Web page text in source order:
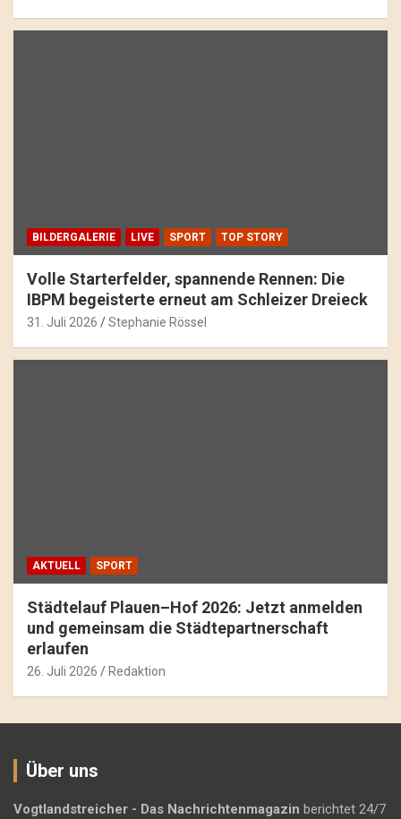
BILDERGALERIE LIVE SPORT TOP STORY
Volle Starterfelder, spannende Rennen: Die
IBPM begeisterte erneut am Schleizer Dreieck
31. Juli 2026 Stephanie Rössel
AKTUELL SPORT
Städtelauf Plauen–Hof 2026: Jetzt anmelden
und gemeinsam die Städtepartnerschaft
erlaufen
26. Juli 2026 Redaktion
Über uns
Vogtlandstreicher - Das Nachrichtenmagazin berichtet 24/7